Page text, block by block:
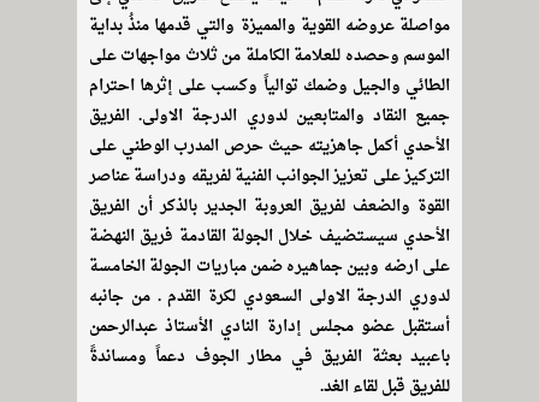
مواصلة عروضه القوية والمميزة والتي قدمها منذُ بداية
الموسم وحصده للعلامة الكاملة من ثلاث مواجهات على
الطائي والجيل وضمك توالياً وكسب على إثرها احترام
جميع النقاد والمتابعين لدوري الدرجة الاولى. الفريق
الأحدي أكمل جاهزيته حيث حرص المدرب الوطني على
التركيز على تعزيز الجوانب الفنية لفريقه ودراسة عناصر
القوة والضعف لفريق العروبة الجدير بالذكر أن الفريق
الأحدي سيستضيف خلال الجولة القادمة فريق النهضة
على ارضه وبين جماهيره ضمن مباريات الجولة الخامسة
لدوري الدرجة الاولى السعودي لكرة القدم . من جانبه
أستقبل عضو مجلس إدارة النادي الأستاذ عبدالرحمن
باعبيد بعثة الفريق في مطار الجوف دعماً ومساندةً
للفريق قبل لقاء الغد.